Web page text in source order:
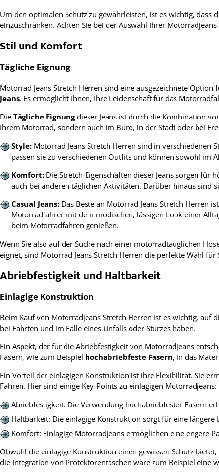
Um den optimalen Schutz zu gewährleisten, ist es wichtig,
einzuschränken. Achten Sie bei der Auswahl Ihrer
Stil und Komfort
Tägliche Eignung
Motorrad Jeans Stretch Herren sind eine ausgezeichnete
Jeans. Es ermöglicht Ihnen, Ihre Leidenschaft für das
Die Tägliche Eignungdieser Jeans ist durch die Kombination
Ihrem Motorrad, sondern auch im Büro, in der Stadt oder bei
Style:Motorrad Jeans Stretch Herren sind in verschiedenen
passen sie zu verschiedenen Outfits und können sowohl im
Komfort:Die Stretch-Eigenschaften dieser Jeans sorgen für
auch bei anderen täglichen Aktivitäten. Darüber hinaus sind
Casual Jeans:Das Beste an Motorrad Jeans Stretch Herren
Motorradfahrer mit dem modischen, lässigen Look einer
beim Motorradfahren genießen.
Wenn Sie also auf der Suche nach einer motorradtauglichen
eignet, sind Motorrad Jeans Stretch Herren die perfekte Wahl
Abriebfestigkeit und Haltbarkeit
Einlagige Konstruktion
Beim Kauf von Motorradjeans Stretch Herren ist es wichtig, auf
bei Fahrten und im Falle eines Unfalls oder Sturzes haben.
Ein Aspekt, der für die Abriebfestigkeit von Motorradjeans
Fasern, wie zum Beispiel hochabriebfeste Fasern, in das
Ein Vorteil der einlagigen Konstruktion ist ihre Flexibilität. Sie
Fahren. Hier sind einige Key-Points zu einlagigen Motorradjeans:
Abriebfestigkeit: Die Verwendung hochabriebfester Fasern
Haltbarkeit: Die einlagige Konstruktion sorgt für eine längere
Komfort: Einlagige Motorradjeans ermöglichen eine engere
Obwohl die einlagige Konstruktion einen gewissen Schutz
die Integration von Protektorentaschen wäre zum Beispiel eine